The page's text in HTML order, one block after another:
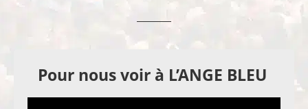
Pour nous voir à L’ANGE BLEU